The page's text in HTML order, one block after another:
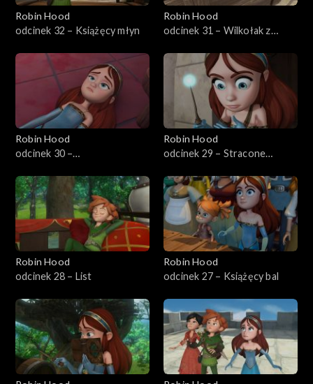
Robin Hood
odcinek 32 – Książęcy młyn
Robin Hood
odcinek 31 – Wilkołak z
Robin Hood
odcinek 30 –
Robin Hood
odcinek 29 – Stracone
Robin Hood
odcinek 28 – List
Robin Hood
odcinek 27 – Książęcy bal